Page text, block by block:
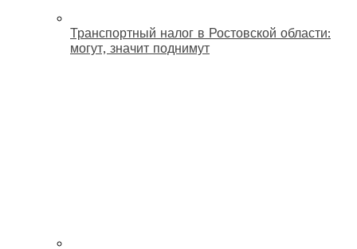
Транспортный налог в Ростовской области:
могут, значит поднимут